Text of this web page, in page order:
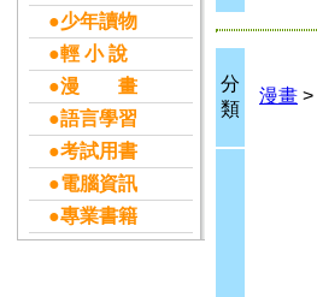
●少年讀物
●輕 小 說
●漫 畫
●語言學習
●考試用書
●電腦資訊
●專業書籍
分
類
漫畫 >